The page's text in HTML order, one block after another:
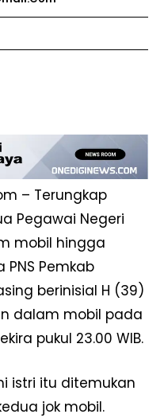
– Terungkap
Pegawai Negeri
mobil hingga
Pemkab
berinisial H (39)
dalam mobil pada
pukul 23.00 WIB.
istri itu ditemukan
jok mobil.